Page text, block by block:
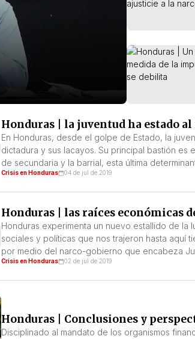
Honduras | la juventud ha estado
En Honduras, desde el golpe de Estado, la
dictadura y sus lacayos. Su principal bastión es
de secundaria y la barrial, esta última
Crisis en Honduras 04 de jul de 2019
Honduras | las raíces económicas
Honduras experimenta un nuevo estallido de
sociales y políticas que nos trajeron hasta aquí
por medio del narco-gobierno que encabeza
Crisis en Honduras 02 de jul de 2019
Honduras | Conclusiones y
Disciplinado al mandato de los organismos